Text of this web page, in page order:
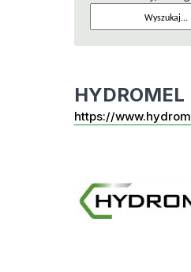
HYDROMEL
https://